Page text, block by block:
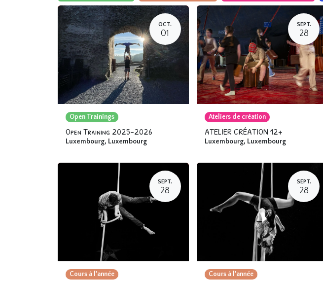
OCT.
01
Open Trainings
Open Training 2025-2026
Luxembourg, Luxembourg
SEPT.
28
Ateliers de création
ATELIER CRÉATION 12+
Luxembourg, Luxembourg
SEPT.
28
Cours à l'année
SEPT.
28
Cours à l'année